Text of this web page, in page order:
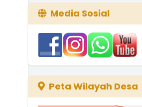
Media Sosial
Peta Wilayah Desa